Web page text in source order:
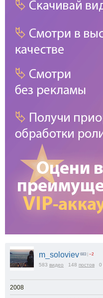
m_soloviev 683 −2
583 видео 148 постов 0
2008